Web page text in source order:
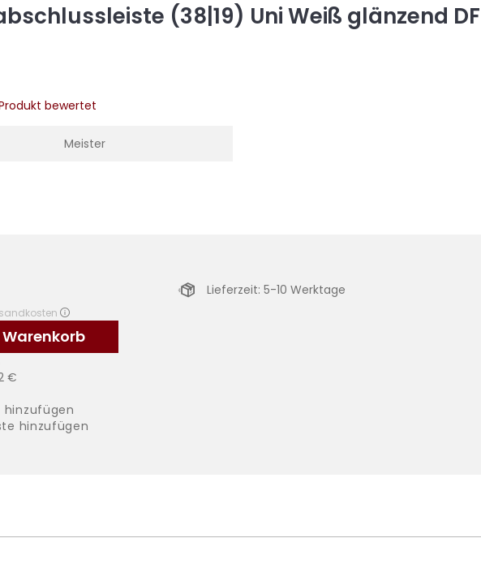
(38|19) Uni Weiß glänzend DF
bewertet
Meister
€
Lieferzeit: 5-10 Werktage
hinzufügen
hinzufügen